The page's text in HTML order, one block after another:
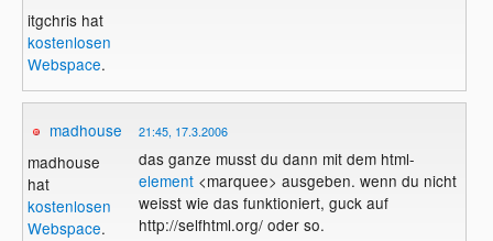
itgchris hat
kostenlosen
Webspace.
madhouse
madhouse
hat
kostenlosen
Webspace.
21:45, 17.3.2006
das ganze musst du dann mit dem html-
element<marquee> ausgeben. wenn du nicht
weisst wie das funktioniert, guck auf
http://selfhtml.org/ oder so.